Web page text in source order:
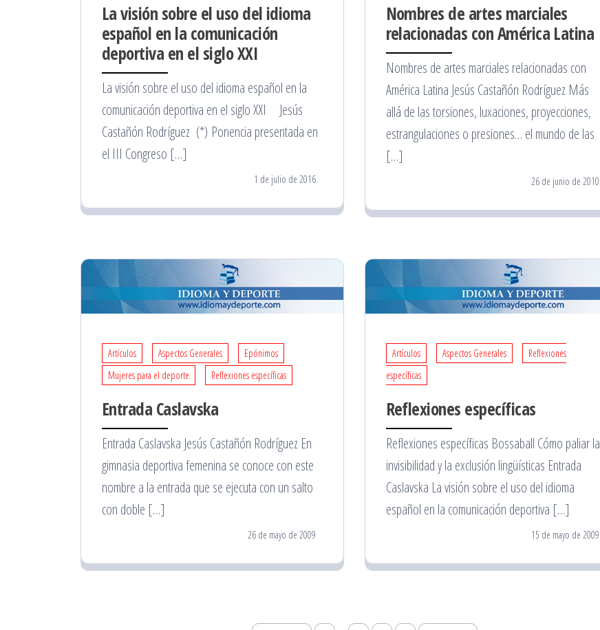
La visión sobre el uso del idioma
español en la comunicación
deportiva en el siglo XXI
La visión sobre el uso del idioma español en la
comunicación deportiva en el siglo XXI Jesús
Castañón Rodríguez (*) Ponencia presentada en
el III Congreso […]
1 de julio de 2016
Nombres de artes marciales
relacionadas con América Latina
Nombres de artes marciales relacionadas con
América Latina Jesús Castañón Rodríguez Más
allá de las torsiones, luxaciones, proyecciones,
estrangulaciones o presiones… el mundo de las
[…]
26 de junio de 2010
Artículos Aspectos Generales
Epónimos
Mujeres para el deporte
Reflexiones específicas
Entrada Caslavska
Entrada Caslavska Jesús Castañón Rodríguez En
gimnasia deportiva femenina se conoce con este
nombre a la entrada que se ejecuta con un salto
con doble […]
26 de mayo de 2009
Artículos Aspectos Generales
Reflexiones
específicas
Reflexiones específicas
Reflexiones específicas Bossaball Cómo paliar la
invisibilidad y la exclusión lingüísticas Entrada
Caslavska La visión sobre el uso del idioma
español en la comunicación deportiva […]
15 de mayo de 2009